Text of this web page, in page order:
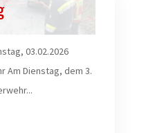
03.02.2026
Am Dienstag, dem 3.